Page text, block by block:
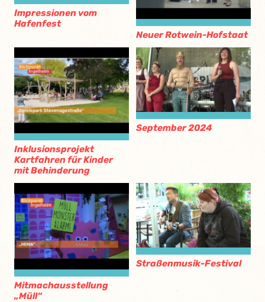
Impressionen vom
Hafenfest
Neuer Rotwein-Hofstaat
Inklusionsprojekt
Kartfahren für Kinder
mit Behinderung
September 2024
Mitmachausstellung
„Müll“
Straßenmusik-Festival